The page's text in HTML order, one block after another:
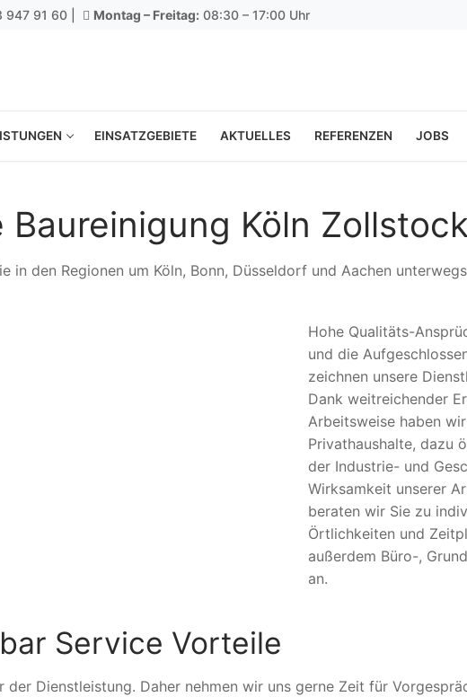
947 91 60 | Montag – Freitag: 08:30 – 17:00 Uhr
EINSATZGEBIETE AKTUELLES REFERENZEN JOBS
Baureinigung Köln Zollstock
in den Regionen um Köln, Bonn, Düsseldorf und Aachen unterwegs
Hohe Qualitäts-
und die
zeichnen unsere
Dank weitreichender
Arbeitsweise haben
Privathaushalte, dazu
der Industrie- und
Wirksamkeit unserer
beraten wir Sie zu
Örtlichkeiten und
außerdem Büro-,
an.
Service Vorteile
Dienstleistung. Daher nehmen wir uns gerne Zeit für